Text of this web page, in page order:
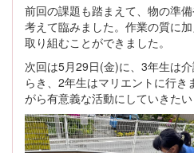
前回の課題も踏まえて、物の準
考えて臨みました。作業の質に
取り組むことができました。
次回は5月29日(金)に、3年生は
らき、2年生はマリエントに行き
がら有意義な活動にしていきたい